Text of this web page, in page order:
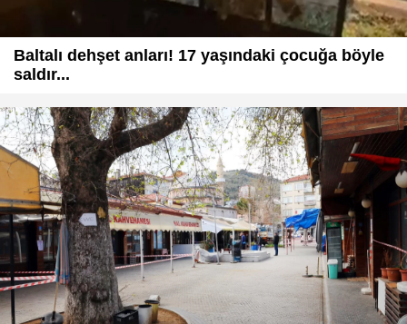
Baltalı dehşet anları! 17 yaşındaki çocuğa böyle
saldır...